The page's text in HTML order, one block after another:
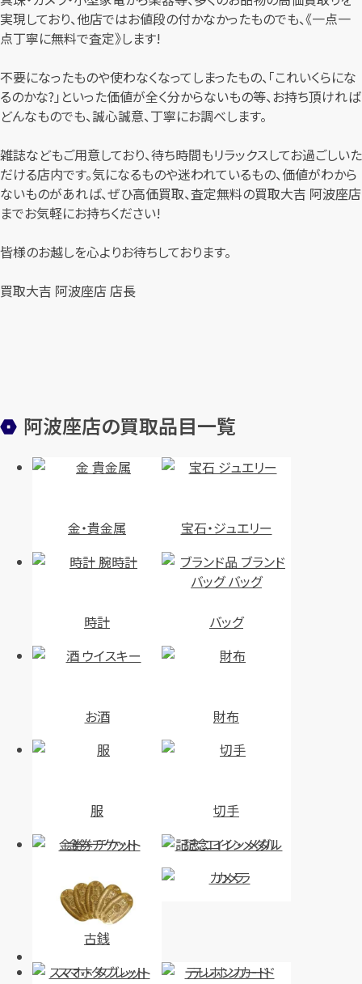
実現しており、他店ではお値段の付かなかったものでも、《一点一
点丁寧に無料で査定》します!
不要になったものや使わなくなってしまったもの、「これいくらにな
るのかな?」といった価値が全く分からないもの等、お持ち頂ければ
どんなものでも、誠心誠意、丁寧にお調べします。
雑誌などもご用意しており、待ち時間もリラックスしてお過ごしいた
だける店内です。気になるものや迷われているもの、価値がわから
ないものがあれば、ぜひ高価買取、査定無料の買取大吉 阿波座店
までお気軽にお持ちください!
皆様のお越しを心よりお待ちしております。
買取大吉 阿波座店 店長
阿波座店の買取品目一覧
金・貴金属 宝石・ジュエリー
時計 バッグ
お酒 財布
服
切手
金券・チケット
記念コイン・メダル
古銭
カメラ
スマホ・タブレット テレホンカード